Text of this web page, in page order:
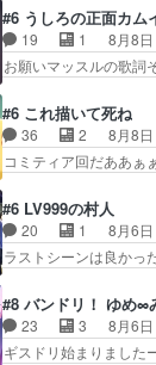
意味。特に諏訪の地
パートに対する熱意
さんが無事で良かっ…
なからのメイク道具
ーの影響で理想に向
ゴ〇ラの怪獣大決戦
のルッキズムと相対
の小河内ダムに来た
たクズ男ハルゴンが
出てる黒絵ちゃん可愛
#6 うしろの正面カム
19 1
8月8日
お願いマッスルの歌
大量に成仏させた
6人は流石絶倫カム
通悪霊の除霊ツアー
モみたいになってる
んを怪異と見間違え
アー編！どっちが悪
ない2つのエピソード
#6 これ描いて死ね
36 2
8月8日
コミティア回だああ
らえた最初の一冊お
話，コミティア前哨
作の敵」いい言葉だ
る即売会に行って自
けはったねー編集さ
くれる人がいるとい
れた時の感動、懐かし
#6 LV999の村人
20 1
8月6日
ラストシーンは良か
スと10年後に結婚の
スタッフ募集するも
ルルの監視をするこ
#8 バンドリ！ ゆめ∞
23 3
8月6日
ギスドリ始まりまし